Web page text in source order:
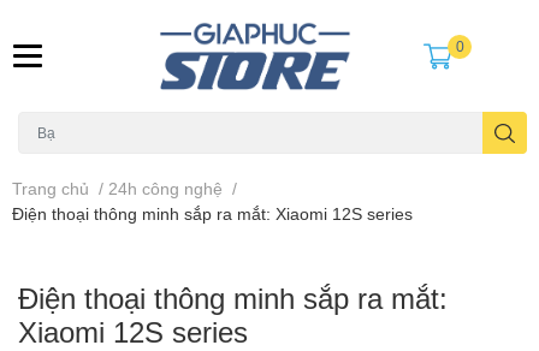
0
Trang chủ / 24h công nghệ /
Điện thoại thông minh sắp ra mắt: Xiaomi 12S series
Điện thoại thông minh sắp ra mắt:
Xiaomi 12S series